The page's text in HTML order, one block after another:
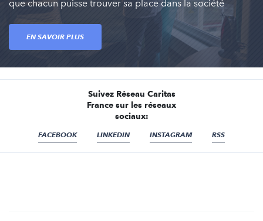
que chacun puisse trouver sa place dans la société
EN SAVOIR PLUS
Suivez Réseau Caritas
France sur les réseaux
sociaux:
FACEBOOK LINKEDIN INSTAGRAM RSS